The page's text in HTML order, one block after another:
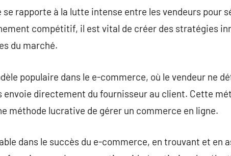
rapporte à la lutte intense entre les vendeurs pour
compétitif, il est vital de créer des stratégies
du marché.
populaire dans le e-commerce, où le vendeur ne
envoie directement du fournisseur au client. Cette
méthode lucrative de gérer un commerce en ligne.
dans le succès du e-commerce, en trouvant et en